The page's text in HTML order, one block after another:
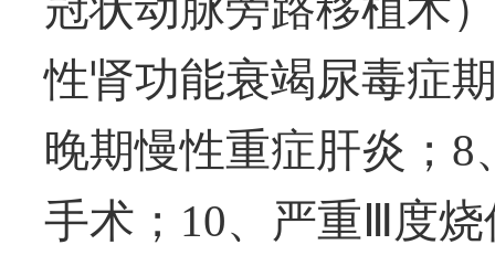
性肾功能衰竭尿毒症
晚期慢性重症肝炎； 8
手术； 10、严重Ⅲ度烧